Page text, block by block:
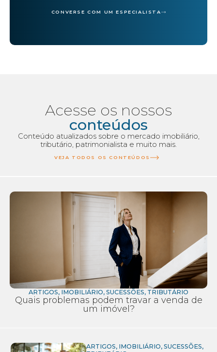
CONVERSE COM UM ESPECIALISTA
Acesse os nossos
conteúdos
Conteúdo atualizados sobre o mercado imobiliário,
tributário, patrimonialista e muito mais.
VEJA TODOS OS CONTEÚDOS
ARTIGOS, IMOBILIÁRIO, SUCESSÕES, TRIBUTÁRIO
Quais problemas podem travar a venda de
um imóvel?
ARTIGOS, IMOBILIÁRIO,SUCESSÕES,